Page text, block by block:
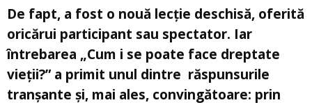
De fapt, a fost o nouă lecţie deschisă, oferită
oricărui participant sau spectator. Iar
întrebarea „Cum i se poate face dreptate
vieţii?” a primit unul dintre răspunsurile
tranşante şi, mai ales, convingătoare: prin